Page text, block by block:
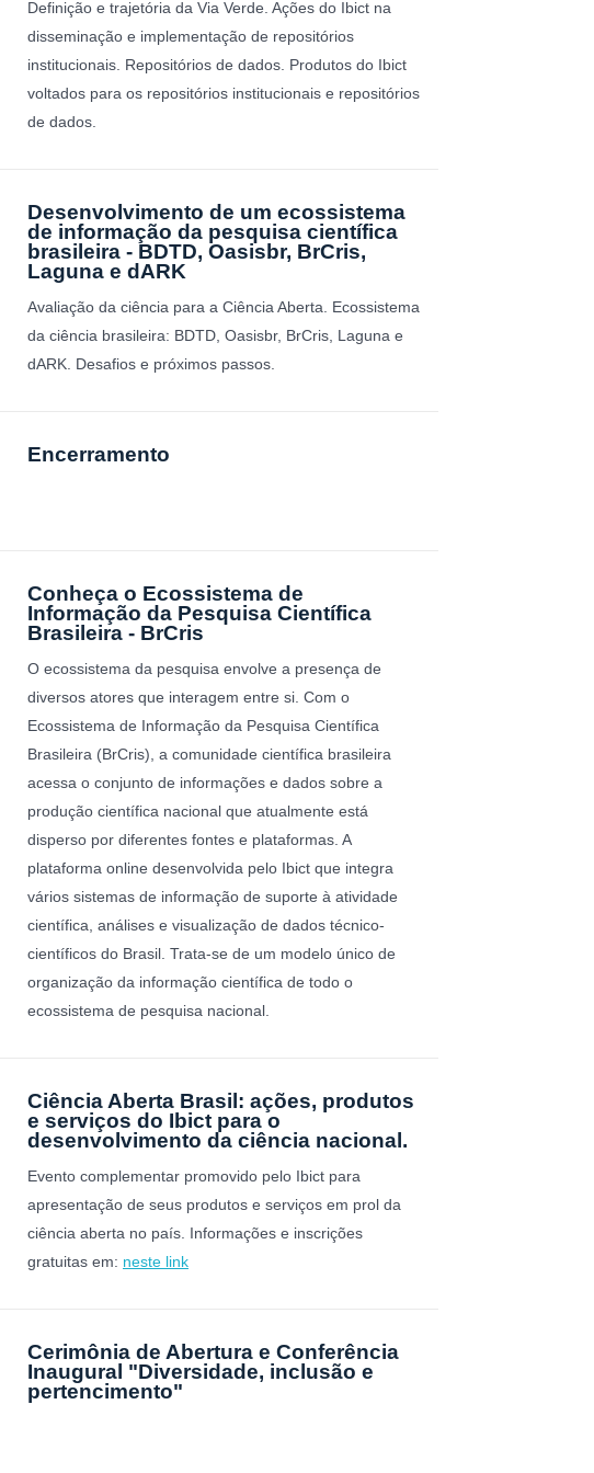
Definição e trajetória da Via Verde. Ações do Ibict na
disseminação e implementação de repositórios
institucionais. Repositórios de dados. Produtos do Ibict
voltados para os repositórios institucionais e repositórios
de dados.
Desenvolvimento de um ecossistema
de informação da pesquisa científica
brasileira - BDTD, Oasisbr, BrCris,
Laguna e dARK
Avaliação da ciência para a Ciência Aberta. Ecossistema
da ciência brasileira: BDTD, Oasisbr, BrCris, Laguna e
dARK. Desafios e próximos passos.
Encerramento
Conheça o Ecossistema de
Informação da Pesquisa Científica
Brasileira - BrCris
O ecossistema da pesquisa envolve a presença de
diversos atores que interagem entre si. Com o
Ecossistema de Informação da Pesquisa Científica
Brasileira (BrCris), a comunidade científica brasileira
acessa o conjunto de informações e dados sobre a
produção científica nacional que atualmente está
disperso por diferentes fontes e plataformas. A
plataforma online desenvolvida pelo Ibict que integra
vários sistemas de informação de suporte à atividade
científica, análises e visualização de dados técnico-
científicos do Brasil. Trata-se de um modelo único de
organização da informação científica de todo o
ecossistema de pesquisa nacional.
Ciência Aberta Brasil: ações, produtos
e serviços do Ibict para o
desenvolvimento da ciência nacional.
Evento complementar promovido pelo Ibict para
apresentação de seus produtos e serviços em prol da
ciência aberta no país. Informações e inscrições
gratuitas em: neste link
Cerimônia de Abertura e Conferência
Inaugural "Diversidade, inclusão e
pertencimento"